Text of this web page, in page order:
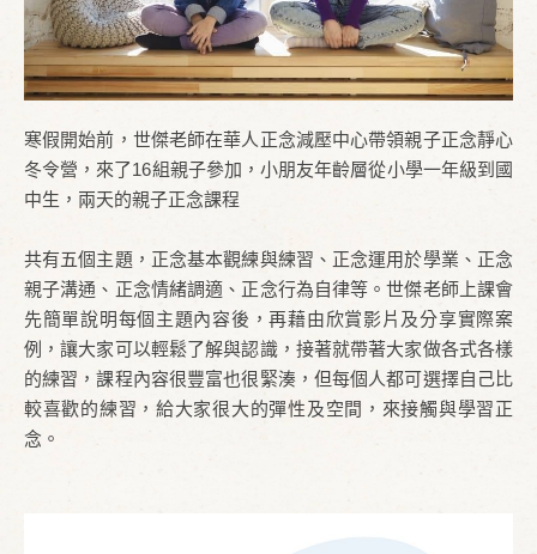
寒假開始前，世傑老師在華人正念減壓中心帶領親子正念靜心
冬令營，來了16組親子參加，小朋友年齡層從小學一年級到國
中生，兩天的親子正念課程
共有五個主題，正念基本觀練與練習、正念運用於學業、正念
親子溝通、正念情緒調適、正念行為自律等。世傑老師上課會
先簡單說明每個主題內容後，再藉由欣賞影片及分享實際案
例，讓大家可以輕鬆了解與認識，接著就帶著大家做各式各樣
的練習，課程內容很豐富也很緊湊，但每個人都可選擇自己比
較喜歡的練習，給大家很大的彈性及空間，來接觸與學習正
念。